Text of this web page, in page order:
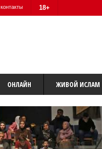
контакты 18+
ОНЛАЙН ЖИВОЙ ИСЛАМ